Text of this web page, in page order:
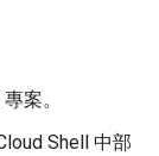
案。
Shell 中部